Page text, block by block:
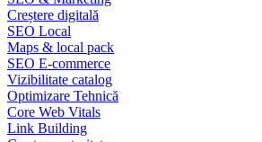
Creștere digitală
SEO Local
Maps & local pack
SEO E-commerce
Vizibilitate catalog
Optimizare Tehnică
Core Web Vitals
Link Building